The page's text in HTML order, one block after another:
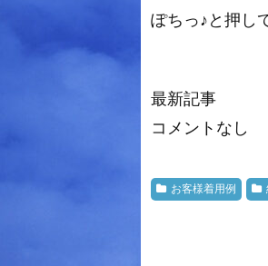
ぽちっ♪と押し
最新記事
コメントなし
お客様着用例